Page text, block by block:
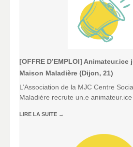
[OFFRE D’EMPLOI] Animateur.ice
Maison Maladière (Dijon, 21)
L’Association de la MJC Centre
Maladière recrute un.e animateur.ice
LIRE LA SUITE →